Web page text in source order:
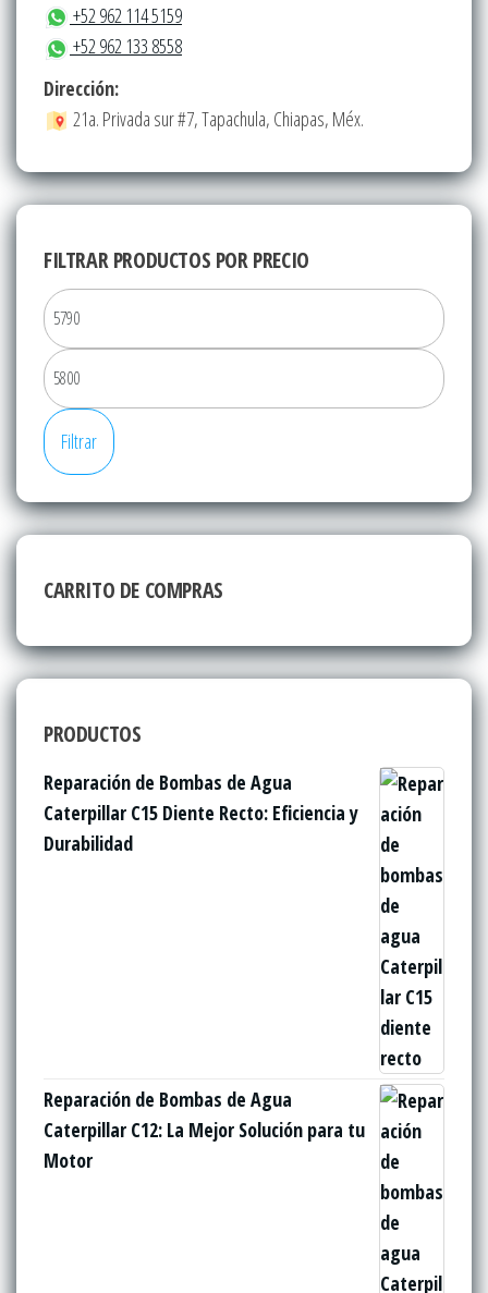
+52 962 114 5159
+52 962 133 8558
Dirección:
21a. Privada sur #7, Tapachula, Chiapas, Méx.
FILTRAR PRODUCTOS POR PRECIO
Precio
Precio
Filtrar
CARRITO DE COMPRAS
PRODUCTOS
Reparación de Bombas de Agua
Caterpillar C15 Diente Recto: Eficiencia y
Durabilidad
Reparación de Bombas de Agua
Caterpillar C12: La Mejor Solución para tu
Motor